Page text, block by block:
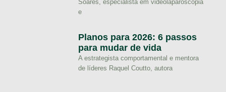
Soares, especialista em videolaparoscopia
e
Planos para 2026: 6 passos
para mudar de vida
A estrategista comportamental e mentora
de líderes Raquel Coutto, autora